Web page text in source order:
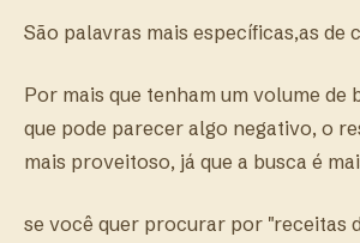
São palavras mais específicas,as de
Por mais que tenham um volume de
que pode parecer algo negativo, o
mais proveitoso, já que a busca é
se você quer procurar por "receitas